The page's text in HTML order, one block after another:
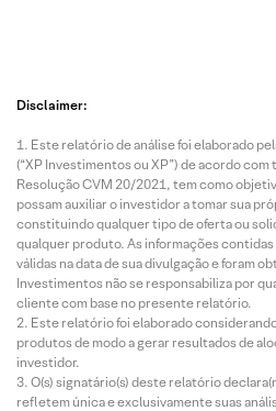
Disclaimer:
Este relatório de análise foi elaborado
(“XP Investimentos ou XP”) de acordo
Resolução CVM 20/2021, tem como
possam auxiliar o investidor a tomar sua
constituindo qualquer tipo de oferta ou
qualquer produto. As informações
válidas na data de sua divulgação e foram
Investimentos não se responsabiliza por
cliente com base no presente relatório.
Este relatório foi elaborado
produtos de modo a gerar resultados de
investidor.
O(s) signatário(s) deste relatório
refletem única e exclusivamente suas